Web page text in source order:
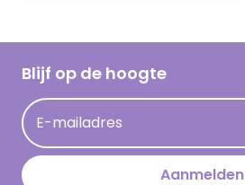
Hallmark Kaartclub
Acties
Persberichten
Cadeau inspiratie
Op kamp gedichten en versjes
Leuke en grappige op kamp teksten
kamppost inspiratie
Blijf op de hoogte
E-mailadres
Aanmelden